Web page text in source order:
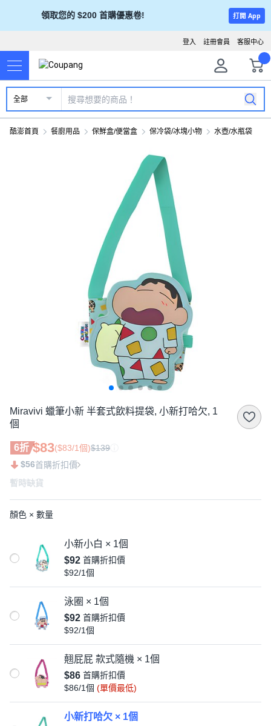
領取您的 $200 首購優惠卷! 打開 App
客服中心
註冊會員
登入
全部
酷澎首頁 餐廚用品 保鮮盒/便當盒 保冷袋/冰塊小物 水壺/水瓶袋
Miravivi 蠟筆小新 半套式飲料提袋, 小新打哈欠, 1
個
6折 $83($83/1個)$139
$56首購折扣價
暫時缺貨
顏色 × 數量
小新小白 × 1個
$92 首購折扣價
$92/1個
泳圈 × 1個
$92 首購折扣價
$92/1個
翹屁屁 款式隨機 × 1個
$86 首購折扣價
$86/1個 (單價最低)
小新打哈欠 × 1個